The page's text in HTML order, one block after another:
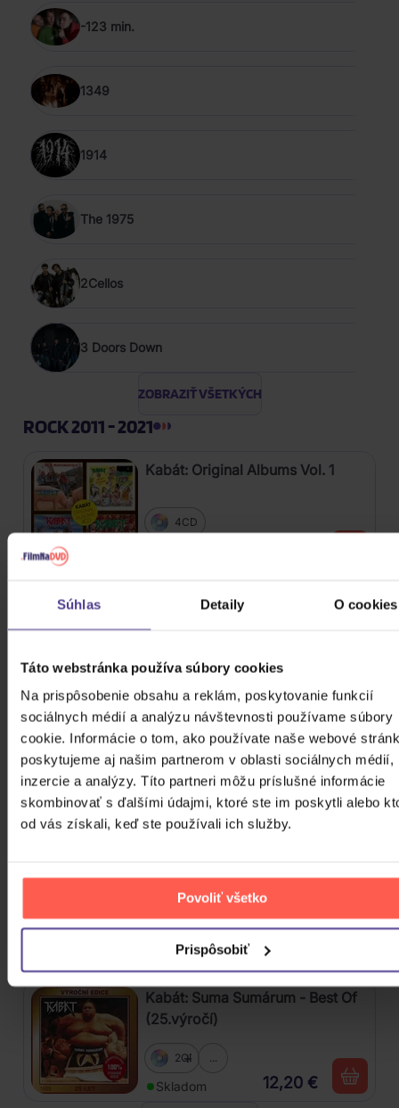
Súhlas Detaily O cookies
Táto webstránka používa súbory cookies
Na prispôsobenie obsahu a reklám, poskytovanie funkcií
sociálnych médií a analýzu návštevnosti používame súbory
cookie. Informácie o tom, ako používate naše webové
poskytujeme aj našim partnerom v oblasti sociálnych médií,
inzercie a analýzy. Títo partneri môžu príslušné informácie
skombinovať s ďalšími údajmi, ktoré ste im poskytli alebo
od vás získali, keď ste používali ich služby.
Povoliť všetko
Prispôsobiť
-123 min.
1349
1914
The 1975
2Cellos
3 Doors Down
ZOBRAZIŤ VŠETKÝCH
ROCK 2011 - 2021
Kabát: Original Albums Vol. 1
4CD
Škwor: Sečteno podtrženo Best
Of
2CD
Skladom 11,00 €
Nirvana: Nevermind
Vinyl
Skladom 32,10 €
Madman
2Vinyl
Skladom 24,50 €
Kabát: Suma Sumárum - Best Of
(25.výročí)
2CD ...
Skladom 12,20 €